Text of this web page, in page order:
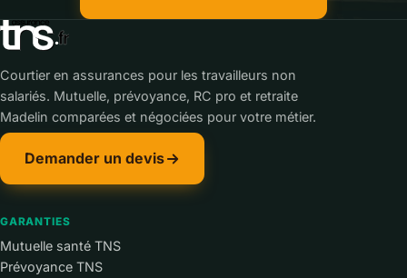
Courtier en assurances pour les travailleurs non
salariés. Mutuelle, prévoyance, RC pro et retraite
Madelin comparées et négociées pour votre métier.
Demander un devis
GARANTIES
Mutuelle santé TNS
Prévoyance TNS